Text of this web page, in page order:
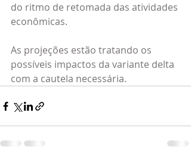
do ritmo de retomada das atividades
econômicas.
As projeções estão tratando os
possíveis impactos da variante delta
com a cautela necessária.